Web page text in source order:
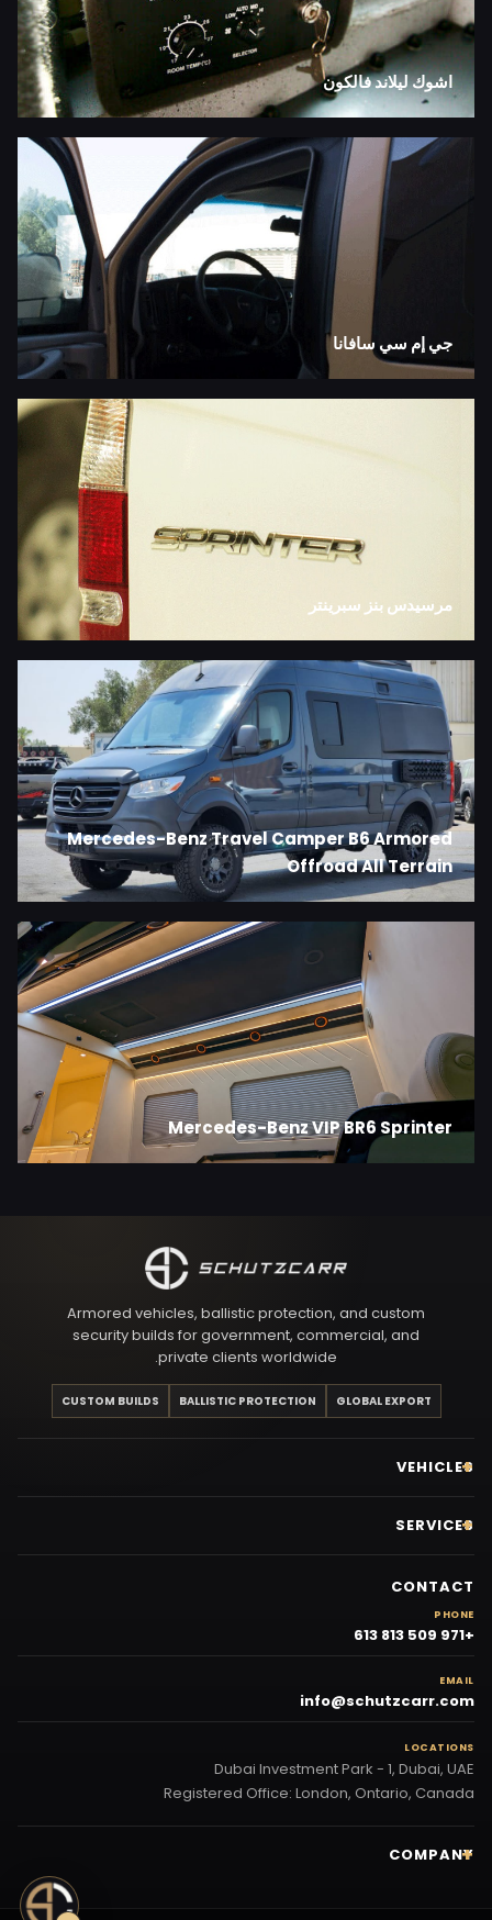
اشوك ليلاند فالكون
جي إم سي سافانا
مرسيدس بنز سبرينتر
Mercedes-Benz Travel Camper B6 Armored
Offroad All Terrain
Mercedes-Benz VIP BR6 Sprinter
Armored vehicles, ballistic protection, and custom
security builds for government, commercial, and
private clients worldwide.
GLOBAL EXPORT
BALLISTIC PROTECTION
CUSTOM BUILDS
VEHICLES
SERVICES
CONTACT
PHONE
+971 509 813 613
EMAIL
info@schutzcarr.com
LOCATIONS
Dubai Investment Park - 1, Dubai, UAE
Registered Office: London, Ontario, Canada
COMPANY